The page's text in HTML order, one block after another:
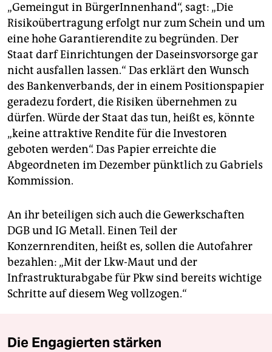
„Gemeingut in BürgerInnenhand“, sagt: „Die
Risikoübertragung erfolgt nur zum Schein und um
eine hohe Garantierendite zu begründen. Der
Staat darf Einrichtungen der Daseinsvorsorge gar
nicht ausfallen lassen.“ Das erklärt den Wunsch
des Bankenverbands, der in einem Positionspapier
geradezu fordert, die Risiken übernehmen zu
dürfen. Würde der Staat das tun, heißt es, könnte
„keine attraktive Rendite für die Investoren
geboten werden“. Das Papier erreichte die
Abgeordneten im Dezember pünktlich zu Gabriels
Kommission.
An ihr beteiligen sich auch die Gewerkschaften
DGB und IG Metall. Einen Teil der
Konzernrenditen, heißt es, sollen die Autofahrer
bezahlen: „Mit der Lkw-Maut und der
Infrastrukturabgabe für Pkw sind bereits wichtige
Schritte auf diesem Weg vollzogen.“
Die Engagierten stärken